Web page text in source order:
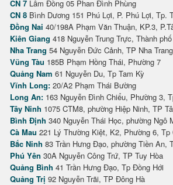
CN 7 Lâm Đồng 05 Phan Đình Phùng
CN 8 Bình Dương 151 Phú Lợi, P. Phú Lợi, Tp.
Đồng Nai 40/198A Phạm Văn Thuận, KP.3,
Kiên Giang 418 Nguyễn Trung Trực, Thành
Nha Trang 54 Nguyễn Đức Cảnh, TP Nha Trang
Vũng Tàu 185B Phạm Hồng Thái, Phường 7
Quảng Nam 61 Nguyễn Du, Tp Tam Kỳ
Vĩnh Long: 20/A2 Phạm Thái Bường
Long An: 163 Nguyễn Đình Chiểu, Phường 3,
Tây Ninh 1075 CTM8, phường Hiệp Ninh, TP
Bình Định 340 Nguyễn Thái Học, phường Ngô
Cà Mau 221 Lý Thường Kiệt, K2, Phường 6, Tp
Bắc Ninh 83 Trần Hưng Đạo, phường Tiền An,
Phú Yên 30A Nguyễn Công Trứ, TP Tuy Hòa
Quảng Bình 41 Trần Hưng Đạo, Tp Đồng Hới
Quảng Trị 92 Nguyễn Trãi, TP Đông Hà